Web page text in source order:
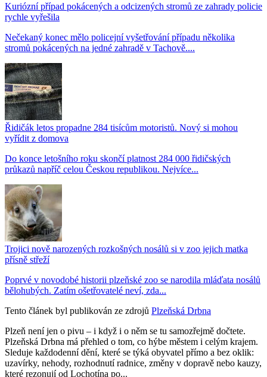
Kuriózní případ pokácených a odcizených stromů ze zahrady policie
rychle vyřešila
Nečekaný konec mělo policejní vyšetřování případu několika
stromů pokácených na jedné zahradě v Tachově....
Řidičák letos propadne 284 tisícům motoristů. Nový si mohou
vyřídit z domova
Do konce letošního roku skončí platnost 284 000 řidičských
průkazů napříč celou Českou republikou. Nejvíce...
Trojici nově narozených rozkošných nosálů si v zoo jejich matka
přísně střeží
Poprvé v novodobé historii plzeňské zoo se narodila mláďata nosálů
bělohubých. Zatím ošetřovatelé neví, zda...
Tento článek byl publikován ze zdrojů Plzeňská Drbna
Plzeň není jen o pivu – i když i o něm se tu samozřejmě dočtete.
Plzeňská Drbna má přehled o tom, co hýbe městem i celým krajem.
Sleduje každodenní dění, které se týká obyvatel přímo a bez oklik:
uzavírky, nehody, rozhodnutí radnice, změny v dopravě nebo kauzy,
které rezonují od Lochotína po...